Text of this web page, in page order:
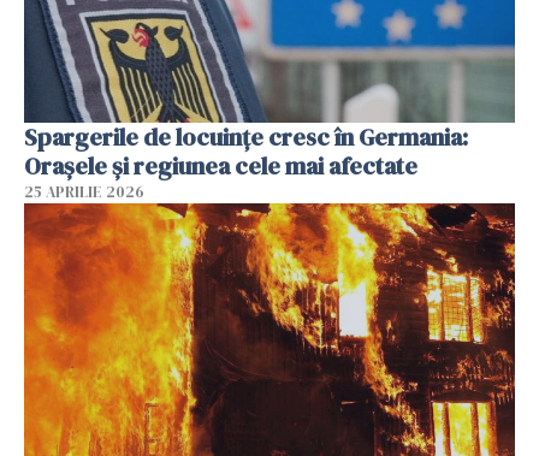
Spargerile de locuințe cresc în Germania:
Orașele și regiunea cele mai afectate
25 APRILIE 2026